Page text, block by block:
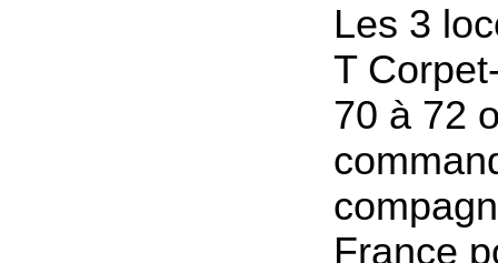
Les 3
T
70 à 72
France